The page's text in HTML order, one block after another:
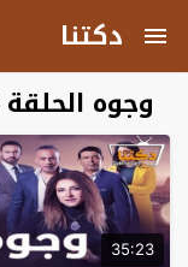
دكتنا
وجوه الحلقة 16
35:23